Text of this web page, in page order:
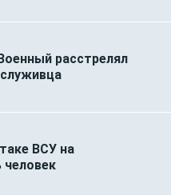
расстрелял
ВСУ на
человек